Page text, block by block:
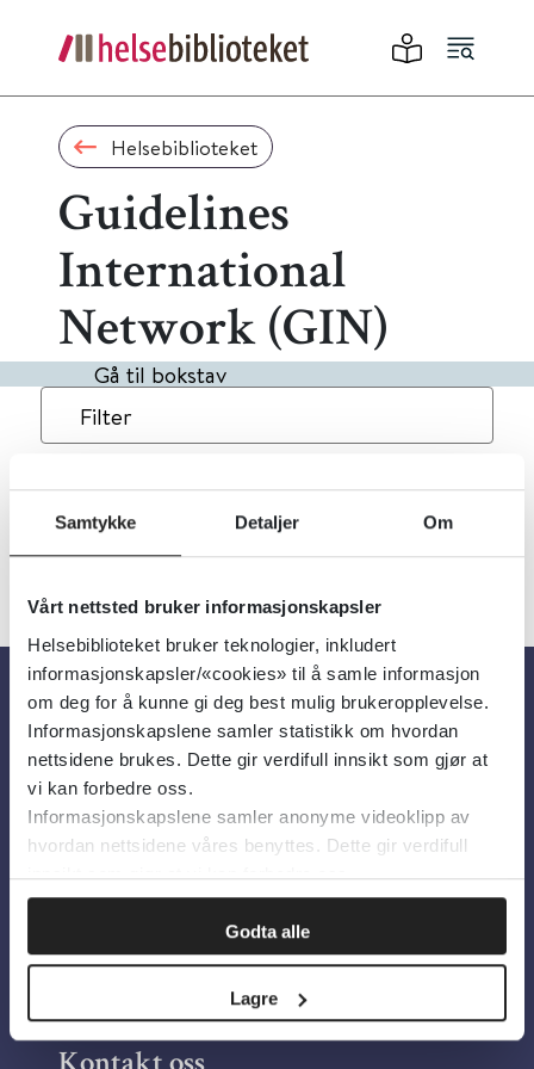
Samtykke Detaljer Om
Vårt nettsted bruker informasjonskapsler
Helsebiblioteket bruker teknologier, inkludert
informasjonskapsler/«cookies» til å samle informasjon
om deg for å kunne gi deg best mulig brukeropplevelse.
Informasjonskapslene samler statistikk om hvordan
nettsidene brukes. Dette gir verdifull innsikt som gjør at
vi kan forbedre oss.
Informasjonskapslene samler anonyme videoklipp av
hvordan nettsidene våres benyttes. Dette gir verdifull
innsikt som gjør at vi kan forbedre oss.
Godta alle
Lagre
Helsebiblioteket
Guidelines
International
Network (GIN)
Gå til bokstav
Filter
Om oss
Om Helsebiblioteket
Personvern og informasjonskapsler
Tilgjengelighetserklæring
Information in English
Bilder fra Colourbox.com